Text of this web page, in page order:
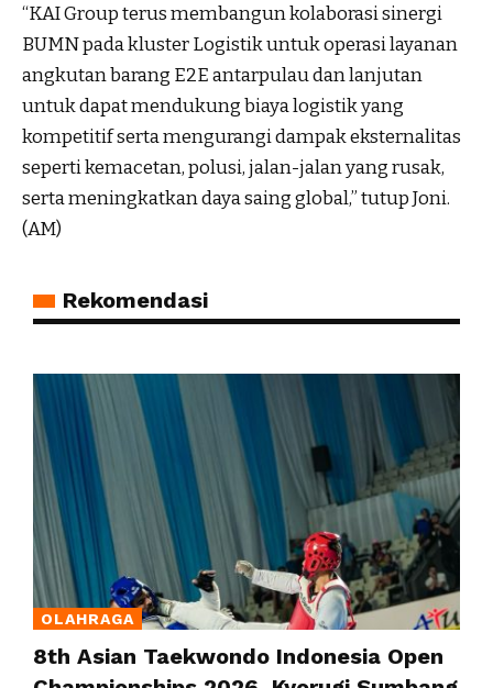
“KAI Group terus membangun kolaborasi sinergi
BUMN pada kluster Logistik untuk operasi layanan
angkutan barang E2E antarpulau dan lanjutan
untuk dapat mendukung biaya logistik yang
kompetitif serta mengurangi dampak eksternalitas
seperti kemacetan, polusi, jalan-jalan yang rusak,
serta meningkatkan daya saing global,” tutup Joni.
(AM)
Rekomendasi
OLAHRAGA
8th Asian Taekwondo Indonesia Open